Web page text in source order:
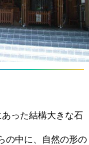
った結構大きな石
の中に、自然の形の